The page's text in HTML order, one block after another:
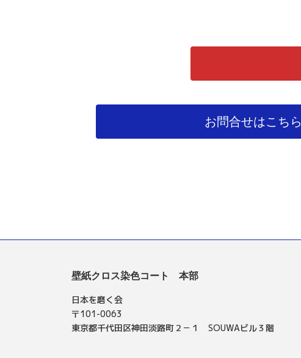
お問合せはこちら
壁紙クロス染色コート 本部
日本を磨く会
〒101-0063
東京都千代田区神田淡路町２－１ SOUWAビル３階